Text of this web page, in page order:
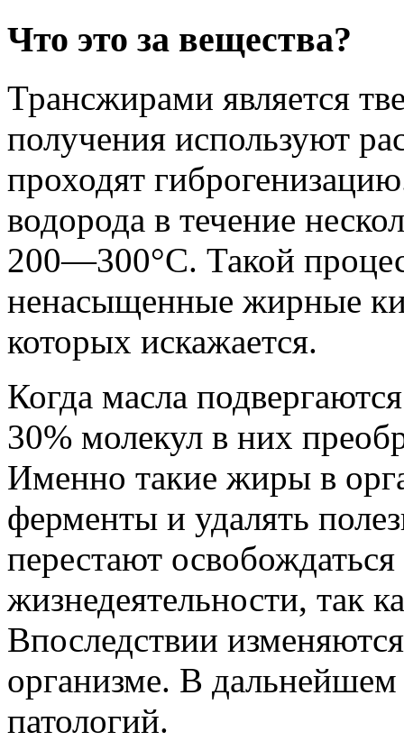
Что это за вещества?
Трансжирами является
получения используют
проходят
водорода в течение
200—300°C. Такой
ненасыщенные жирные
которых искажается.
Когда масла
30% молекул в них
Именно такие жиры в
ферменты и удалять
перестают
жизнедеятельности, так
Впоследствии
организме. В
патологий.